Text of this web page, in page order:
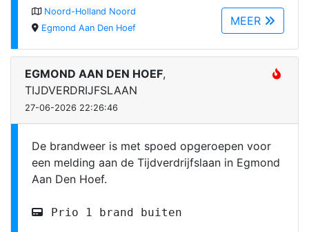
MEER
Noord-Holland Noord
Egmond Aan Den Hoef
EGMOND AAN DEN HOEF,
TIJDVERDRIJFSLAAN
27-06-2026 22:26:46
De brandweer is met spoed opgeroepen voor
een melding aan de Tijdverdrijfslaan in Egmond
Aan Den Hoef.
Prio 1 brand buiten